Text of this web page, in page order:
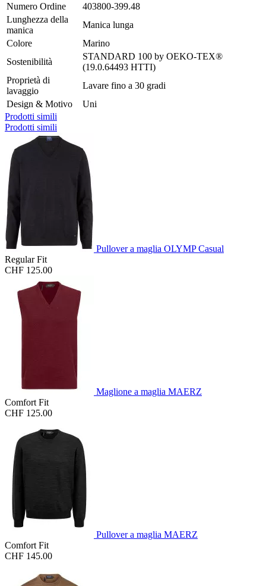
Numero Ordine
403800-399.48
Lunghezza della
manica
Manica lunga
Colore
Marino
Sostenibilità
STANDARD 100 by OEKO-TEX®
(19.0.64493 HTTI)
Proprietà di
lavaggio
Lavare fino a 30 gradi
Design & Motivo
Uni
Prodotti simili
Prodotti simili
Pullover a maglia OLYMP Casual
Regular Fit
CHF 125.00
Maglione a maglia MAERZ
Comfort Fit
CHF 125.00
Pullover a maglia MAERZ
Comfort Fit
CHF 145.00